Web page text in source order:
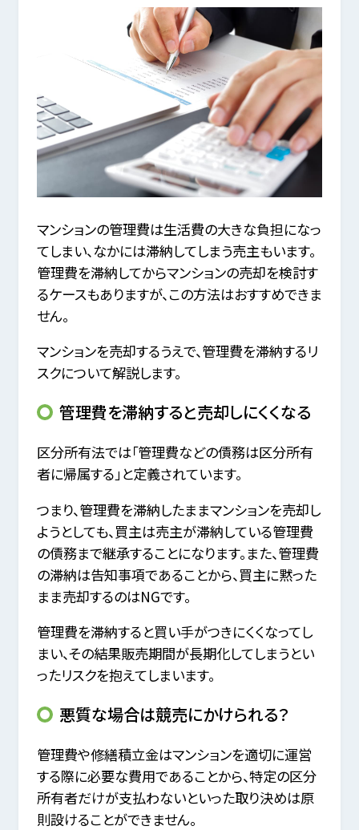
マンションの管理費は生活費の大きな負担になっ
てしまい、なかには滞納してしまう売主もいます。
管理費を滞納してからマンションの売却を検討す
るケースもありますが、この方法はおすすめできま
せん。
マンションを売却するうえで、管理費を滞納するリ
スクについて解説します。
管理費を滞納すると売却しにくくなる
区分所有法では「管理費などの債務は区分所有
者に帰属する」と定義されています。
つまり、管理費を滞納したままマンションを売却し
ようとしても、買主は売主が滞納している管理費
の債務まで継承することになります。また、管理費
の滞納は告知事項であることから、買主に黙った
まま売却するのはNGです。
管理費を滞納すると買い手がつきにくくなってし
まい、その結果販売期間が長期化してしまうとい
ったリスクを抱えてしまいます。
悪質な場合は競売にかけられる？
管理費や修繕積立金はマンションを適切に運営
する際に必要な費用であることから、特定の区分
所有者だけが支払わないといった取り決めは原
則設けることができません。